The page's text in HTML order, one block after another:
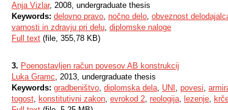
Anja Vizlar, 2008, undergraduate thesis
Keywords: delovno pravo, nočno delo, obveznost
varnosti in zdravju pri delu, diplomske naloge
Full text (file, 355,78 KB)
3. Poenostavljen račun povesov AB konstrukcij
Luka Gramc, 2013, undergraduate thesis
Keywords: gradbeništvo, diplomska dela, UNI , povesi,
togost, konstitutivni zakon, evrokod 2, reologija, lezenje,